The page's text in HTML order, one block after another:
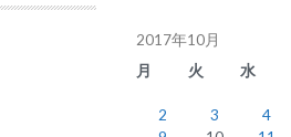
2017年10月
月
火 水
2
3 4